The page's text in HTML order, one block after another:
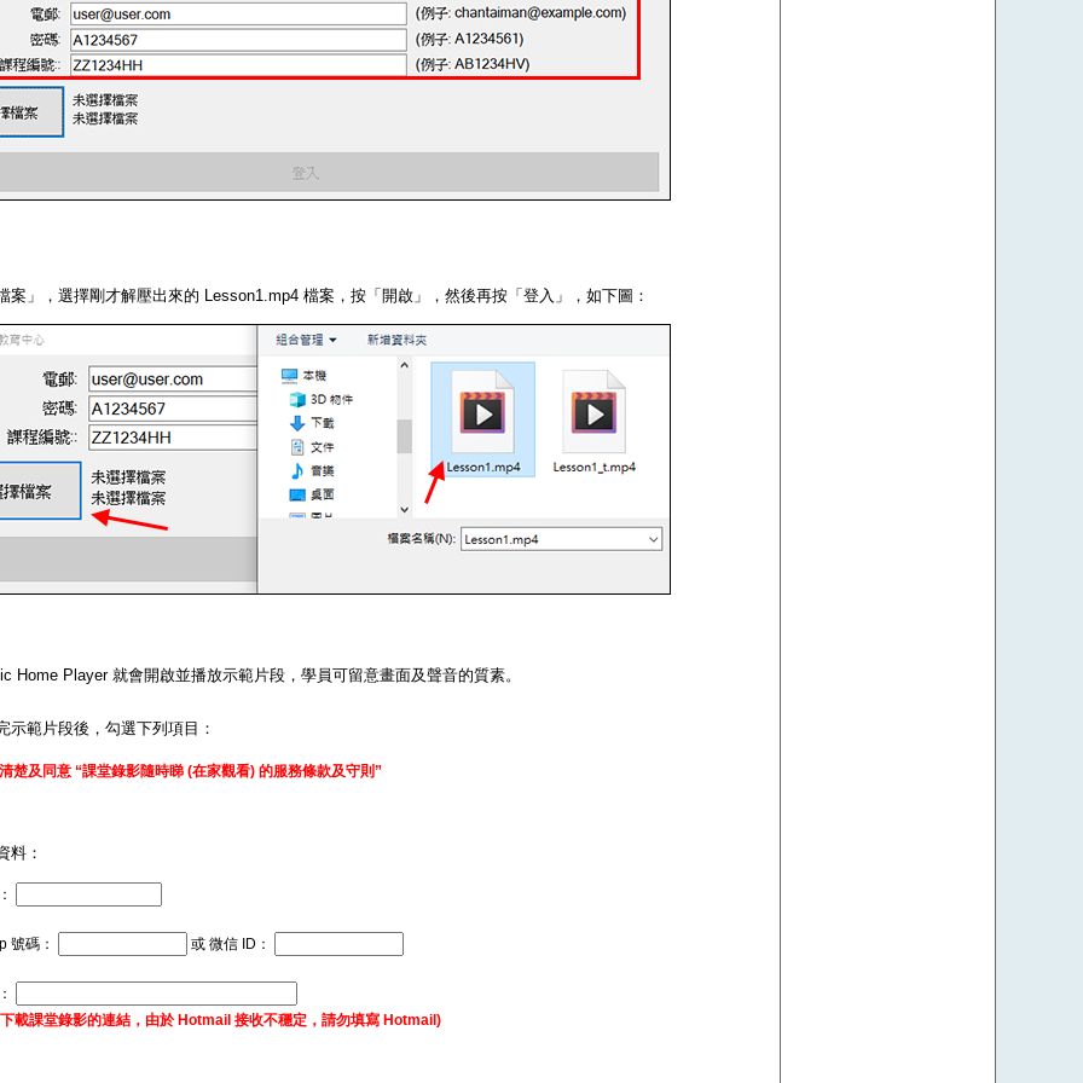
案」，選擇剛才解壓出來的 Lesson1.mp4 檔案，按「開啟」，然後再按「登入」，如下圖：
Home Player 就會開啟並播放示範片段，學員可留意畫面及聲音的質素。
示範片段後，勾選下列項目：
楚及同意 “課堂錄影隨時睇 (在家觀看) 的服務條款及守則”
料：
號碼： 或 微信 ID：
載課堂錄影的連結，由於 Hotmail 接收不穩定，請勿填寫 Hotmail)